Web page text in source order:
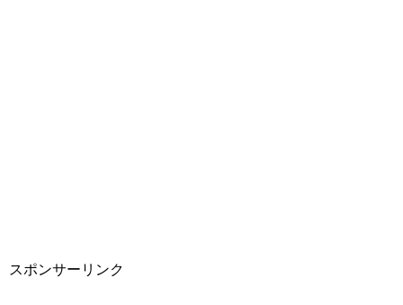
スポンサーリンク